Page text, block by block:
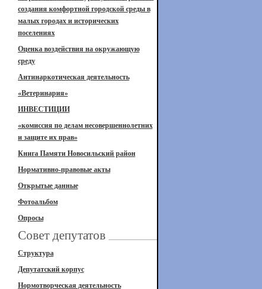
создания комфортной городской среды в
малых городах и исторических
поселениях
Оценка воздействия на окружающую
среду
Антинаркотическая деятельность
«Ветеринария»
ИНВЕСТИЦИИ
«комиссия по делам несовершеннолетних
и защите их прав»
Книга Памяти Новосильский район
Нормативно-правовые акты
Открытые данные
Фотоальбом
Опросы
Совет депутатов
Структура
Депутатский корпус
Нормотворческая деятельность